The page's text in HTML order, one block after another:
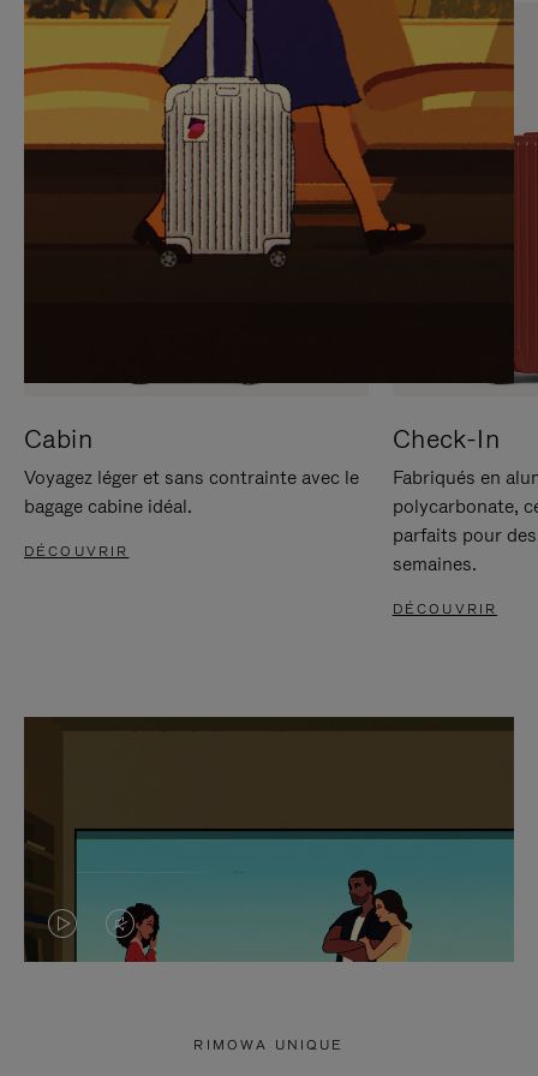
SUR
POUR
METTRE
PAUSE
VEUILLEZ
CLIQUER
POUR
RÉACTIVER
LE
SON
Cabin
Voyagez léger et sans contrainte avec le
bagage cabine idéal.
DÉCOUVRIR
Check-In
Fabriqués en
polycarbonate,
parfaits pour
semaines.
DÉCOUVRIR
LA LE
RIMOWA UNIQUE